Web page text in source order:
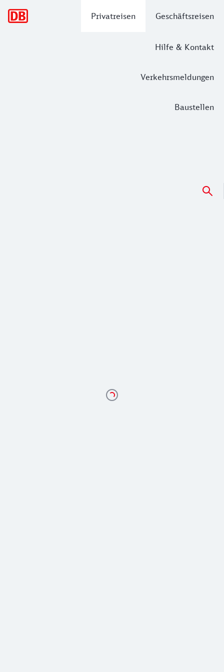
Privatreisen Geschäftsreisen
Hilfe & Kontakt
Verkehrsmeldungen
Baustellen